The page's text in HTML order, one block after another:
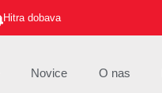
Hitra dobava
Novice O nas